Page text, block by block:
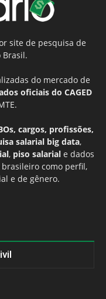
site de pesquisa de
Brasil.
do mercado de
oficiais do CAGED
cargos, profissões,
salarial big data,
, piso salarial e dados
como perfil,
e de gênero.